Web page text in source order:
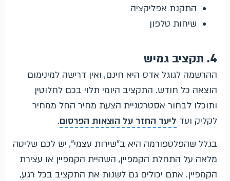
התקנת אפליקציה
שיחות טלפון
4. תקציב גמיש
ההרשמה לגוגל אדס היא חינם, ואין דרישה למינימום
הוצאה כל חודש. התקציב היומי תלוי בכם לחלוטין
ותוכלו לבחור אסטרטגיית הצעת מחיר החל ממחיר
לקליק ועד ליעד החזר על הוצאות הפרסום.
בגלל שהפלטפורמה היא ב"שירות עצמי", יש לכם שליטה
מלאה על התחלת הקמפיין, השהיית הקמפיין או עצירת
הקמפיין. אתם יכולים גם לשנות את התקציב בכל רגע,